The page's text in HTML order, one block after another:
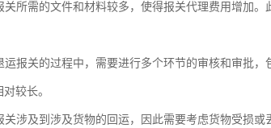
关所需的文件和材料较多，使得报关代理费用增加
运报关的过程中，需要进行多个环节的审核和审批
较长。
关涉及到涉及货物的回运，因此需要考虑货物受损